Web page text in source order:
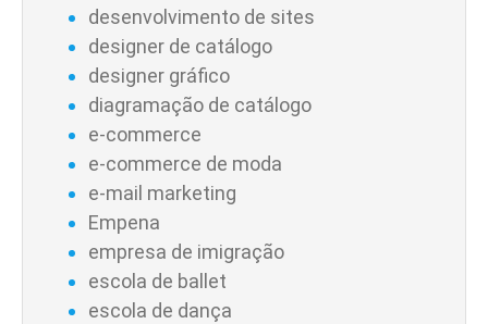
desenvolvimento de sites
designer de catálogo
designer gráfico
diagramação de catálogo
e-commerce
e-commerce de moda
e-mail marketing
Empena
empresa de imigração
escola de ballet
escola de dança